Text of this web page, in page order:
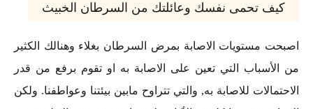
كيف تحمى نفسك وعائلتك من السرطان الخبيث
اصبحت مستويات الاصابة بمرض السرطان بغلاء وهنالك الكثير
من الأسباب التي تعين على الاصابة به او تقوم برفع من قدر
الاحتمالات للاصابة به, والتي تتراوح مابين بيئتنا وعواطفنا. ولكن